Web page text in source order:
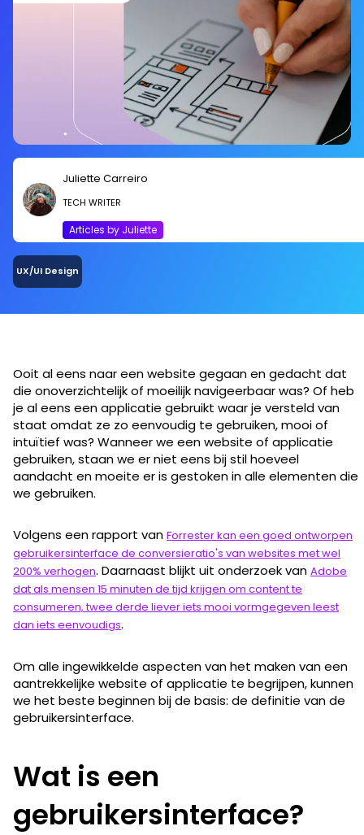
Juliette Carreiro
TECH WRITER
Articles by Juliette
UX/UI Design
Ooit al eens naar een website gegaan en gedacht dat
die onoverzichtelijk of moeilijk navigeerbaar was? Of heb
je al eens een applicatie gebruikt waar je versteld van
staat omdat ze zo eenvoudig te gebruiken, mooi of
intuïtief was? Wanneer we een website of applicatie
gebruiken, staan we er niet eens bij stil hoeveel
aandacht en moeite er is gestoken in alle elementen die
we gebruiken.
Volgens een rapport van Forrester kan een goed ontworpen
gebruikersinterface de conversieratio's van websites met wel
200% verhogen. Daarnaast blijkt uit onderzoek van Adobe
dat als mensen 15 minuten de tijd krijgen om content te
consumeren, twee derde liever iets mooi vormgegeven leest
dan iets eenvoudigs.
Om alle ingewikkelde aspecten van het maken van een
aantrekkelijke website of applicatie te begrijpen, kunnen
we het beste beginnen bij de basis: de definitie van de
gebruikersinterface.
Wat is een
gebruikersinterface?